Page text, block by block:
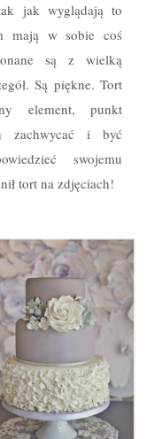
jak wyglądają to
mają w sobie coś
są z wielką
Są piękne. Tort
element, punkt
zachwycać i być
swojemu
tort na zdjęciach!